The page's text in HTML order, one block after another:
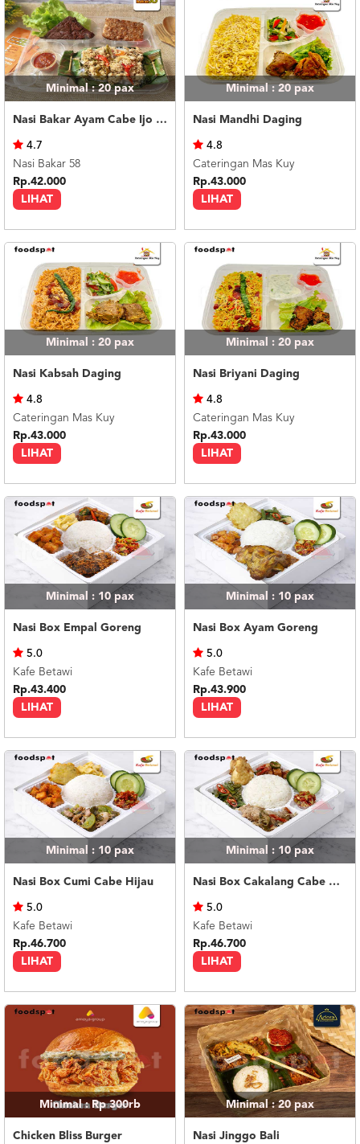
Minimal : 20pax
Nasi Bakar Ayam Cabe Ijo + Tahu Tempe
LIHAT
4.7
Nasi Bakar 58
Rp.42.000
Minimal : 20pax
Nasi Mandhi Daging
LIHAT
4.8
Cateringan Mas Kuy
Rp.43.000
Minimal : 20 pax
Nasi Kabsah Daging
LIHAT
4.8
Cateringan Mas Kuy
Rp.43.000
Minimal : 20 pax
Nasi Briyani Daging
LIHAT
4.8
Cateringan Mas Kuy
Rp.43.000
Minimal : 10 pax
Nasi Box Empal Goreng
LIHAT
5.0
Kafe Betawi
Rp.43.400
Minimal : 10pax
Nasi Box Ayam Goreng
LIHAT
5.0
Kafe Betawi
Rp.43.900
Minimal : 10pax
Nasi Box Cumi Cabe Hijau
LIHAT
5.0
Kafe Betawi
Rp.46.700
Minimal : 10pax
Nasi Box Cakalang Cabe Hijau
LIHAT
5.0
Kafe Betawi
Rp.46.700
Minimal : Rp 300rb
Chicken Bliss Burger
Minimal : 20pax
Nasi Jinggo Bali